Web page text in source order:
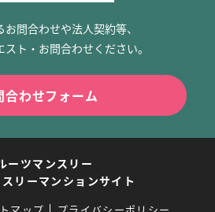
問合わせや法人契約等、
ト・お問合わせください。
合わせフォーム
ーツマンスリー
リーマンションサイト
マップ プライバシーポリシー